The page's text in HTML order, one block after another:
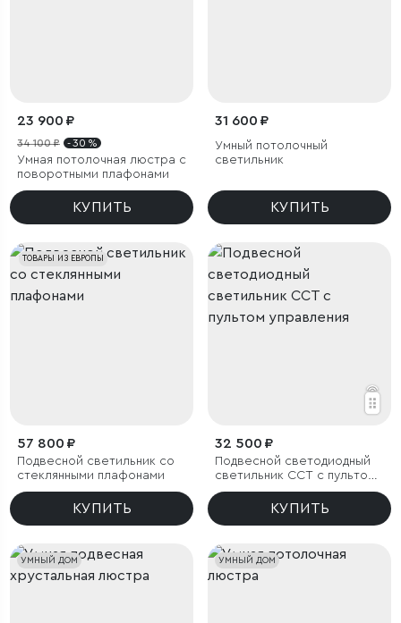
23 900 ₽
34 100 ₽ - 30 %
Умная потолочная люстра с
поворотными плафонами
КУПИТЬ
31 600 ₽
Умный потолочный
светильник
КУПИТЬ
ТОВАРЫ ИЗ ЕВРОПЫ
57 800 ₽
Подвесной светильник со
стеклянными плафонами
КУПИТЬ
32 500 ₽
Подвесной светодиодный
светильник ССТ с пультом
управления
КУПИТЬ
УМНЫЙ ДОМ УМНЫЙ ДОМ